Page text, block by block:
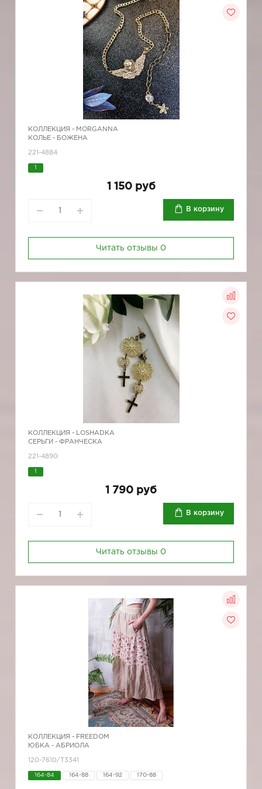
КОЛЛЕКЦИЯ - MORGANNA
КОЛЬЕ - БОЖЕНА
221-4884
1 150 руб
В корзину
Читать отзывы 0
КОЛЛЕКЦИЯ - LOSHADKA
СЕРЬГИ - ФРАНЧЕСКА
221-4890
1 790 руб
В корзину
Читать отзывы 0
КОЛЛЕКЦИЯ - FREEDOM
ЮБКА - АБРИОЛА
120-7610/Т3341
164-84 164-88 164-92 170-88